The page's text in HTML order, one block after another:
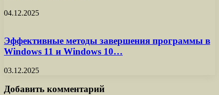
04.12.2025
Эффективные методы завершения программы в
Windows 11 и Windows 10…
03.12.2025
Добавить комментарий